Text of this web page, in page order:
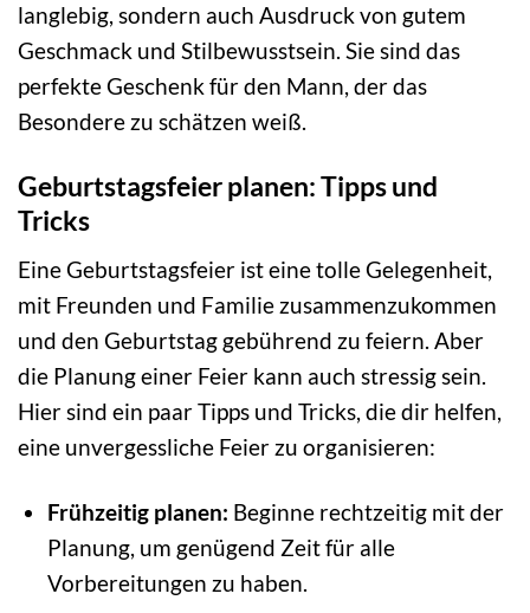
langlebig, sondern auch Ausdruck von gutem
Geschmack und Stilbewusstsein. Sie sind das
perfekte Geschenk für den Mann, der das
Besondere zu schätzen weiß.
Geburtstagsfeier planen: Tipps und
Tricks
Eine Geburtstagsfeier ist eine tolle Gelegenheit,
mit Freunden und Familie zusammenzukommen
und den Geburtstag gebührend zu feiern. Aber
die Planung einer Feier kann auch stressig sein.
Hier sind ein paar Tipps und Tricks, die dir helfen,
eine unvergessliche Feier zu organisieren:
Frühzeitig planen: Beginne rechtzeitig mit der
Planung, um genügend Zeit für alle
Vorbereitungen zu haben.